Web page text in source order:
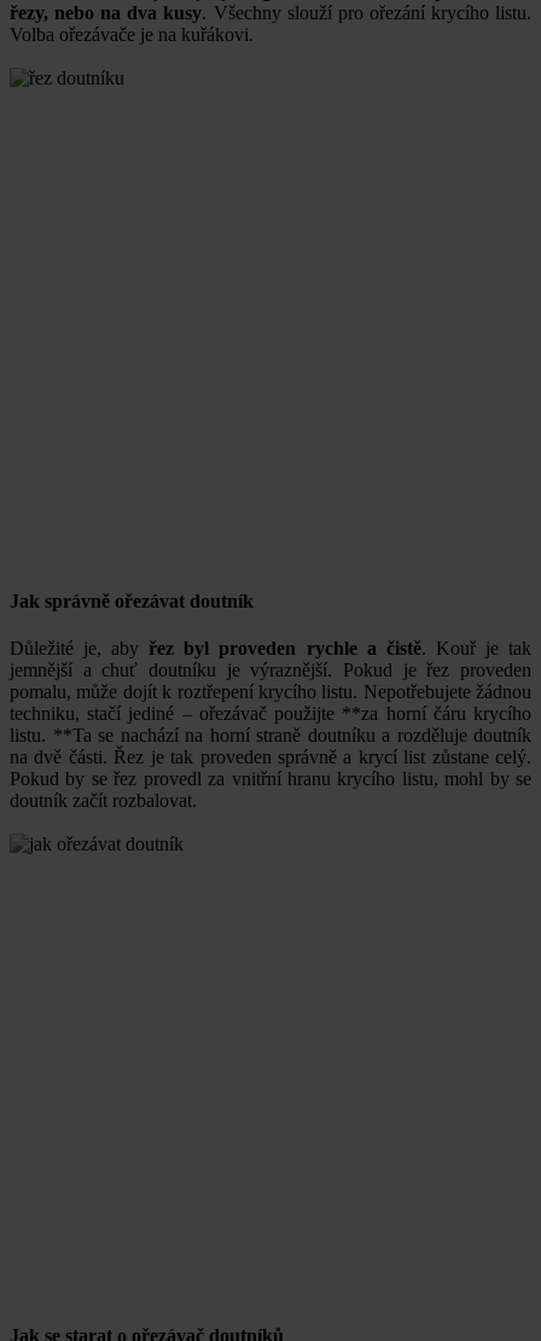
řezy, nebo na dva kusy. Všechny slouží pro ořezání krycího listu.
Volba ořezávače je na kuřákovi.
Jak správně ořezávat doutník
Důležité je, aby řez byl proveden rychle a čistě. Kouř je tak
jemnější a chuť doutníku je výraznější. Pokud je řez proveden
pomalu, může dojít k roztřepení krycího listu. Nepotřebujete žádnou
techniku, stačí jediné – ořezávač použijte **za horní čáru krycího
listu. **Ta se nachází na horní straně doutníku a rozděluje doutník
na dvě části. Řez je tak proveden správně a krycí list zůstane celý.
Pokud by se řez provedl za vnitřní hranu krycího listu, mohl by se
doutník začít rozbalovat.
Jak se starat o ořezávač doutníků